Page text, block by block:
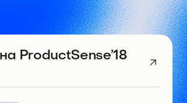
на ProductSense’18